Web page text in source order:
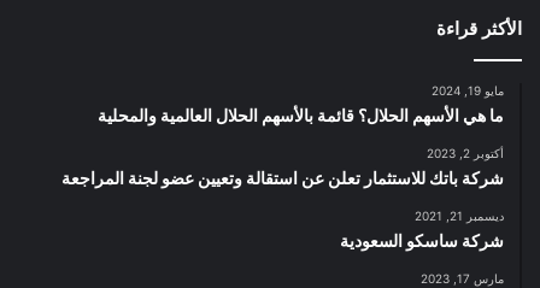
الأكثر قراءة
مايو 19, 2024
ما هي الأسهم الحلال؟ قائمة بالأسهم الحلال العالمية والمحلية
أكتوبر 2, 2023
شركة باتك للاستثمار تعلن عن استقالة وتعيين عضو لجنة المراجعة
ديسمبر 21, 2021
شركة ساسكو السعودية
مارس 17, 2023